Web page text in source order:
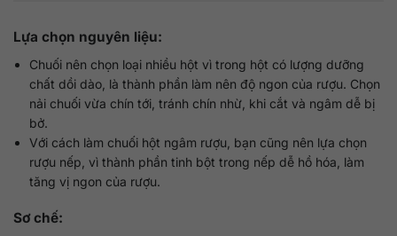
Lựa chọn nguyên liệu:
Chuối nên chọn loại nhiều hột vì trong hột có lượng dưỡng
chất dồi dào, là thành phần làm nên độ ngon của rượu. Chọn
nải chuối vừa chín tới, tránh chín nhừ, khi cắt và ngâm dễ bị
bở.
Với cách làm chuối hột ngâm rượu, bạn cũng nên lựa chọn
rượu nếp, vì thành phần tinh bột trong nếp dễ hồ hóa, làm
tăng vị ngon của rượu.
Sơ chế: